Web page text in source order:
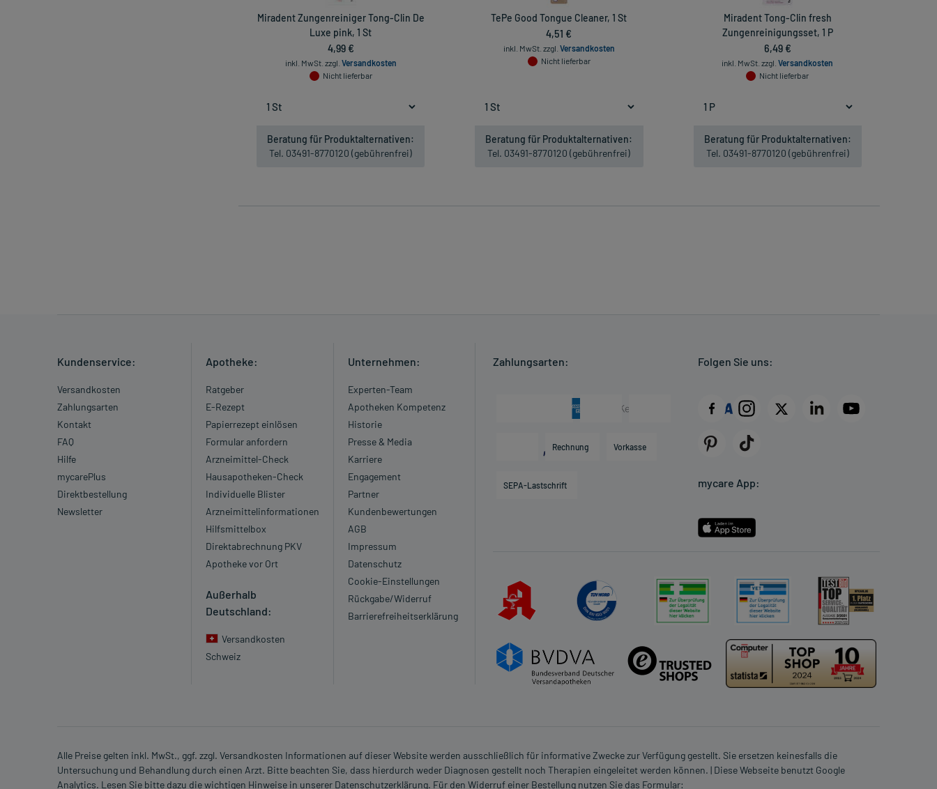
Miradent Zungenreiniger Tong-Clin De
Luxe pink, 1 St
4,99 €
inkl. MwSt. zzgl. Versandkosten
Nicht lieferbar
Beratung für Produktalternativen:
Tel. 03491-8770120 (gebührenfrei)
TePe Good Tongue Cleaner, 1 St
4,51 €
inkl. MwSt. zzgl. Versandkosten
Nicht lieferbar
Beratung für Produktalternativen:
Tel. 03491-8770120 (gebührenfrei)
Miradent Tong-Clin fresh
Zungenreinigungsset, 1 P
6,49 €
inkl. MwSt. zzgl.Versandkosten
Nicht lieferbar
Beratung für Produktalternativen:
Tel. 03491-8770120 (gebührenfrei)
Kundenservice:
Versandkosten
Zahlungsarten
Kontakt
FAQ
Hilfe
mycarePlus
Direktbestellung
Newsletter
Apotheke:
Ratgeber
E-Rezept
Papierrezept einlösen
Formular anfordern
Arzneimittel-Check
Hausapotheken-Check
Individuelle Blister
Arzneimittelinformationen
Hilfsmittelbox
Direktabrechnung PKV
Apotheke vor Ort
Außerhalb
Deutschland:
Versandkosten
Schweiz
Unternehmen:
Experten-Team
Apotheken Kompetenz
Historie
Presse & Media
Karriere
Engagement
Partner
Kundenbewertungen
AGB
Impressum
Datenschutz
Cookie-Einstellungen
Rückgabe/Widerruf
Barrierefreiheitserklärung
Zahlungsarten:
Rechnung Vorkasse
SEPA-Lastschrift
Folgen Sie uns:
mycare App:
Alle Preise gelten inkl. MwSt., ggf. zzgl. Versandkosten Informationen auf dieser Website werden ausschließlich für informative Zwecke zur Verfügung gestellt. Sie ersetzen keinesfalls die
Untersuchung und Behandlung durch einen Arzt. Bitte beachten Sie, dass hierdurch weder Diagnosen gestellt noch Therapien eingeleitet werden können. | Diese Webseite benutzt Google
Analytics. Lesen Sie bitte dazu die wichtigen Hinweise in unserer Datenschutzerklärung. Für den Widerruf einer Bestellung nutzen Sie das Formular: